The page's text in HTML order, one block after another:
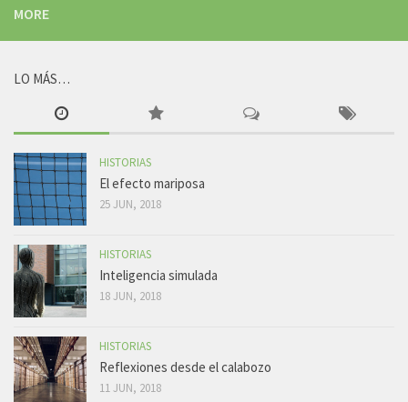
MORE
LO MÁS…
HISTORIAS
El efecto mariposa
25 JUN, 2018
HISTORIAS
Inteligencia simulada
18 JUN, 2018
HISTORIAS
Reflexiones desde el calabozo
11 JUN, 2018